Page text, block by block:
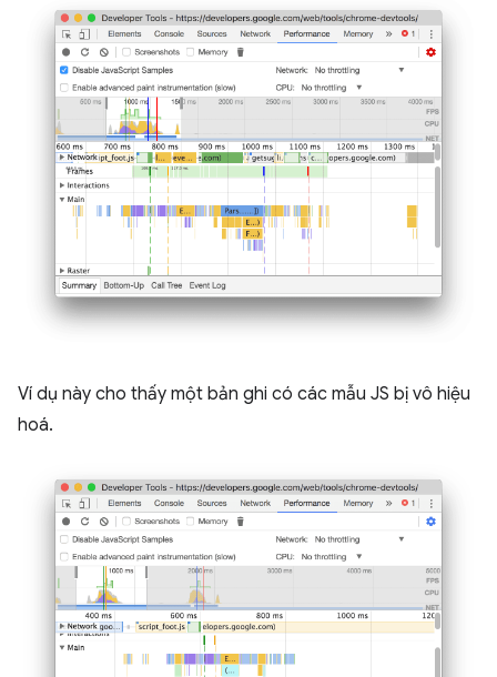
Ví dụ này cho thấy một bản ghi có các mẫu JS bị vô hiệu
hoá.